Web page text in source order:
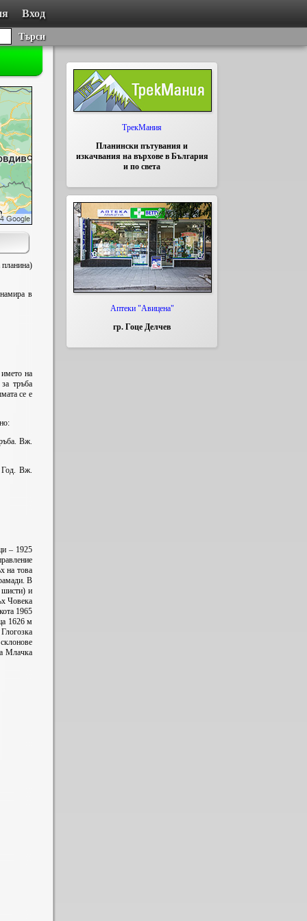
Вход
Търси
в
на
тръба
се е
Вж.
Вж.
– 1925
на това
В
шисти) и
Човека
1965
1626 м
Млачка
ТрекМания
Планински пътувания и
изкачвания на върхове в България
и по света
Аптеки "Авицена"
гр. Гоце Делчев